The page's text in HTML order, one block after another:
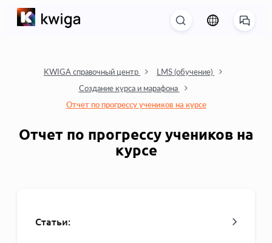
KWIGA справочный центр
LMS (обучение)
Создание курса и марафона
Отчет по прогрессу учеников на курсе
Отчет по прогрессу учеников на
курсе
Статьи: